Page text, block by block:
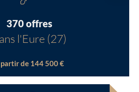
370 offres
l'Eure (27)
de 144 500 €